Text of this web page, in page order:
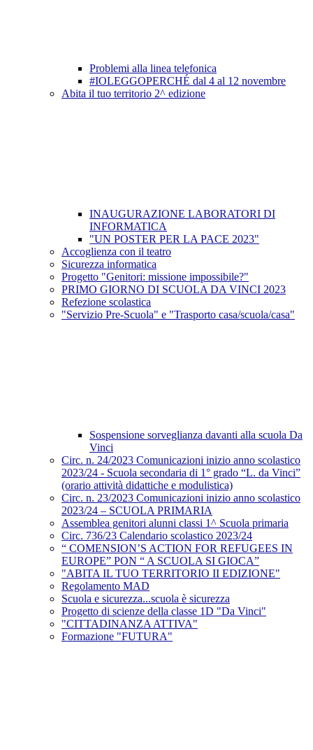
Problemi alla linea telefonica
#IOLEGGOPERCHÉ dal 4 al 12 novembre
Abita il tuo territorio 2^ edizione
INAUGURAZIONE LABORATORI DI
INFORMATICA
"UN POSTER PER LA PACE 2023"
Accoglienza con il teatro
Sicurezza informatica
Progetto "Genitori: missione impossibile?"
PRIMO GIORNO DI SCUOLA DA VINCI 2023
Refezione scolastica
"Servizio Pre-Scuola" e "Trasporto casa/scuola/casa"
Sospensione sorveglianza davanti alla scuola Da
Vinci
Circ. n. 24/2023 Comunicazioni inizio anno scolastico
2023/24 - Scuola secondaria di 1° grado “L. da Vinci”
(orario attività didattiche e modulistica)
Circ. n. 23/2023 Comunicazioni inizio anno scolastico
2023/24 – SCUOLA PRIMARIA
Assemblea genitori alunni classi 1^ Scuola primaria
Circ. 736/23 Calendario scolastico 2023/24
“ COMENSION’S ACTION FOR REFUGEES IN
EUROPE” PON “ A SCUOLA SI GIOCA”
"ABITA IL TUO TERRITORIO II EDIZIONE"
Regolamento MAD
Scuola e sicurezza...scuola è sicurezza
Progetto di scienze della classe 1D "Da Vinci"
"CITTADINANZA ATTIVA"
Formazione "FUTURA"